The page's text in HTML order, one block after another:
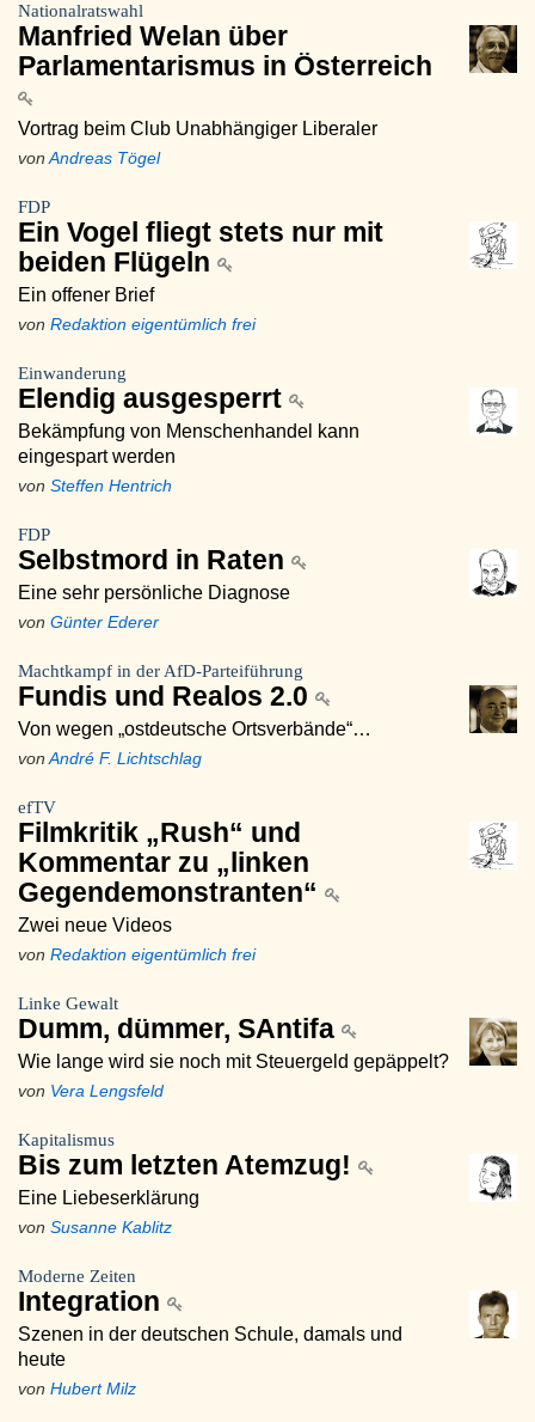
Nationalratswahl
Manfried Welan über
Parlamentarismus in Österreich
Vortrag beim Club Unabhängiger Liberaler
von Andreas Tögel
FDP
Ein Vogel fliegt stets nur mit
beiden Flügeln
Ein offener Brief
von Redaktion eigentümlich frei
Einwanderung
Elendig ausgesperrt
Bekämpfung von Menschenhandel kann
eingespart werden
von Steffen Hentrich
FDP
Selbstmord in Raten
Eine sehr persönliche Diagnose
von Günter Ederer
Machtkampf in der AfD-Parteiführung
Fundis und Realos 2.0
Von wegen „ostdeutsche Ortsverbände“…
von André F. Lichtschlag
efTV
Filmkritik „Rush“ und
Kommentar zu „linken
Gegendemonstranten“
Zwei neue Videos
von Redaktion eigentümlich frei
Linke Gewalt
Dumm, dümmer, SAntifa
Wie lange wird sie noch mit Steuergeld gepäppelt?
von Vera Lengsfeld
Kapitalismus
Bis zum letzten Atemzug!
Eine Liebeserklärung
von Susanne Kablitz
Moderne Zeiten
Integration
Szenen in der deutschen Schule, damals und
heute
von Hubert Milz